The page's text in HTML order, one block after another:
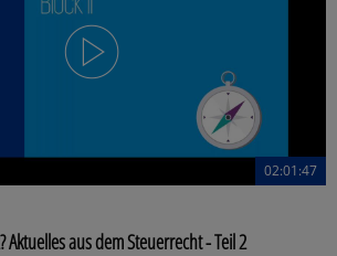
02:01:47
Aktuelles aus dem Steuerrecht - Teil 2